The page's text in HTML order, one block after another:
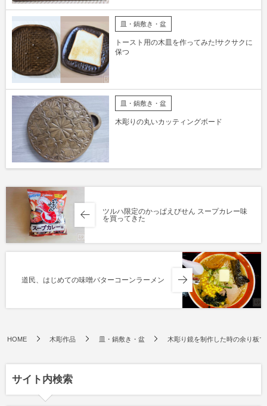
皿・鍋敷き・盆
トースト用の木皿を作ってみた!サクサクに
保つ
皿・鍋敷き・盆
木彫りの丸いカッティングボード
ツルハ限定のかっぱえびせん スープカレー味
を買ってきた
道民、はじめての味噌バターコーンラーメン
HOME 木彫作品 皿・鍋敷き・盆 木彫り鏡を制作した時の余り板
サイト内検索